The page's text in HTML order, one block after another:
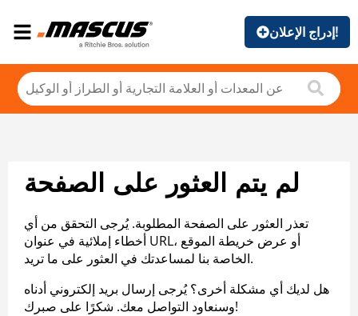
إدراج الإعلان!
لم يتم العثور على الصفحة
تعذر العثور على الصفحة المطلوبة. يُرجى التحقق من أي
أخطاء إملائية في عنوان URL، أو عرض خريطة الموقع
الخاصة بنا لمساعدتك في العثور على ما تريد.
هل لديك أي مشكلة أخرى؟ يُرجى إرسال بريد إلكتروني أدناه
وسنعاود التواصل معك. شكرًا على صبرك!